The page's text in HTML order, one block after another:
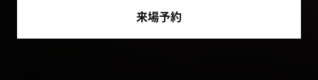
来場予約